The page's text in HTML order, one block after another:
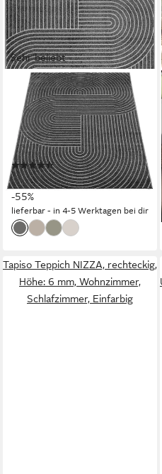
Sehr beliebt
THE CARPET
Teppich Santo Plus,
rechteckig, Höhe: 5 mm, Plus
moderner robuster In und
Outdoor Teppich
(193)
ab 17,84 € UVP39,99 €
-55%
lieferbar - in 4-5 Werktagen bei dir
Tapiso Teppich NIZZA, rechteckig,
Höhe: 6 mm, Wohnzimmer,
Schlafzimmer, Einfarbig